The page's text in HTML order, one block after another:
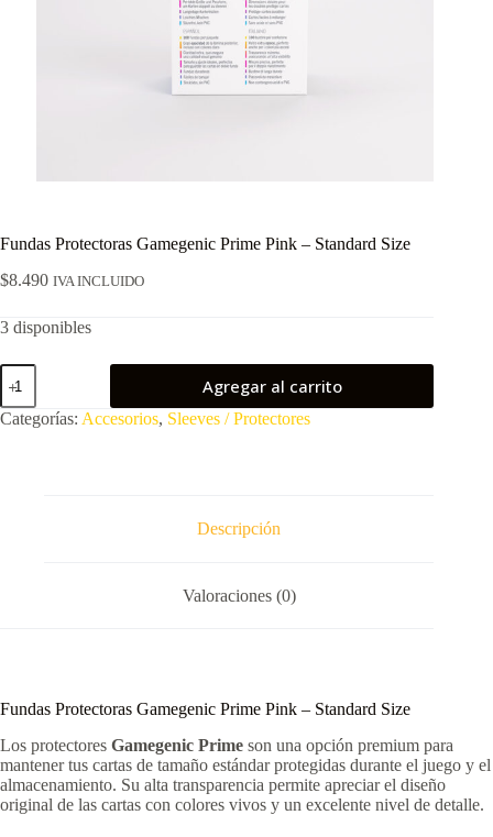
Fundas Protectoras Gamegenic Prime Pink – Standard Size
$8.490 IVA INCLUIDO
3 disponibles
Fundas
Protectoras
Gamegenic
Prime
Agregar al carrito
Categorías: Accesorios, Sleeves / Protectores
Descripción
Valoraciones (0)
Fundas Protectoras Gamegenic Prime Pink – Standard Size
Los protectores Gamegenic Prime son una opción premium para
mantener tus cartas de tamaño estándar protegidas durante el juego y el
almacenamiento. Su alta transparencia permite apreciar el diseño
original de las cartas con colores vivos y un excelente nivel de detalle.